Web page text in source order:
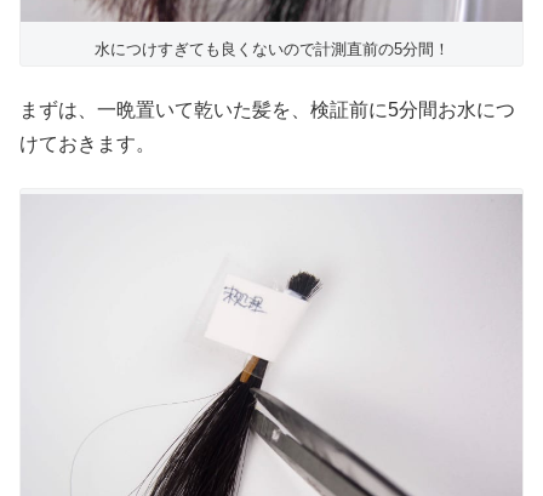
水につけすぎても良くないので計測直前の5分間！
まずは、一晩置いて乾いた髪を、検証前に5分間お水につ
けておきます。